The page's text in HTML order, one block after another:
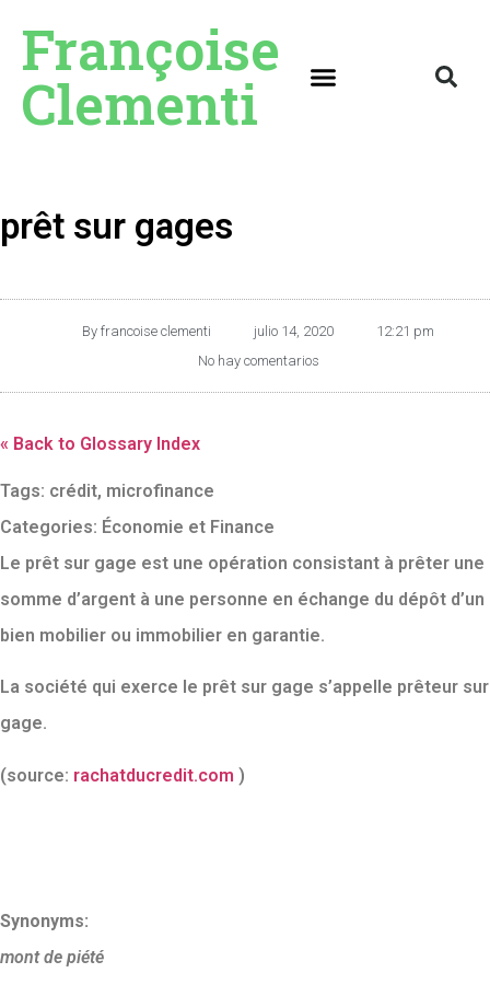
Françoise
Clementi
prêt sur gages
By francoise clementi julio 14, 2020
12:21 pm
No hay comentarios
« Back to Glossary Index
Tags: crédit, microfinance
Categories: Économie et Finance
Le prêt sur gage est une opération consistant à prêter une
somme d’argent à une personne en échange du dépôt d’un
bien mobilier ou immobilier en garantie.
La société qui exerce le prêt sur gage s’appelle prêteur sur
gage.
(source: rachatducredit.com )
Synonyms:
mont de piété